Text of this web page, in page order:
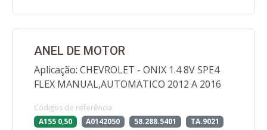
ANEL DE MOTOR
Aplicação: CHEVROLET - ONIX 1.4 8V SPE4
FLEX MANUAL,AUTOMATICO 2012 A 2016
Códigos de referência
A155 0,50
A0142050 58.288.5401
TA.9021